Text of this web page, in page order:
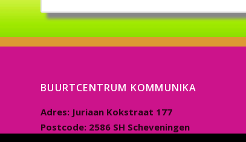
BUURTCENTRUM KOMMUNIKA
Adres: Juriaan Kokstraat 177
Postcode: 2586 SH Scheveningen